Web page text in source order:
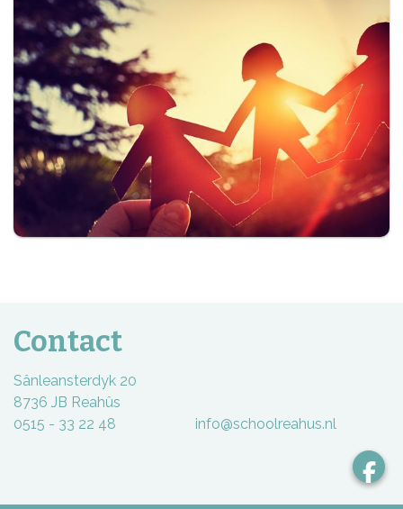
Contact
Sânleansterdyk 20
8736 JB Reahûs
0515 - 33 22 48 info@schoolreahus.nl